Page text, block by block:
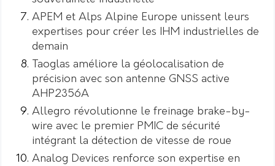
APEM et Alps Alpine Europe unissent leurs
expertises pour créer les IHM industrielles de
demain
Taoglas améliore la géolocalisation de
précision avec son antenne GNSS active
AHP2356A
Allegro révolutionne le freinage brake-by-
wire avec le premier PMIC de sécurité
intégrant la détection de vitesse de roue
Analog Devices renforce son expertise en